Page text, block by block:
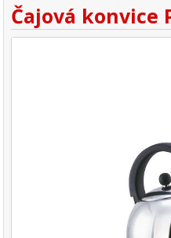
Čajová konvice